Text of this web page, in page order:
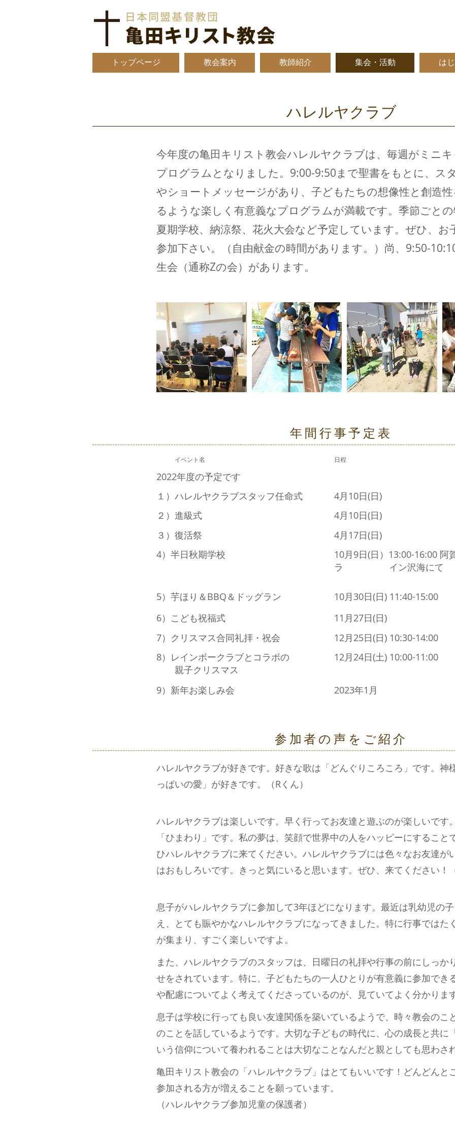
トップページ 教会案内 教師紹介 集会・活動 は
日本同盟基督教団
亀田キリスト教会
ハレルヤクラブ
今年度の亀田キリスト教会ハレルヤクラブは、毎週がミニ
プログラムとなりました。9:00-9:50まで聖書をもとに、ス
やショートメッセージがあり、子どもたちの想像性と創造
るような楽しく有意義なプログラムが満載です。季節ごとの
夏期学校、納涼祭、花火大会など予定しています。ぜひ、お
参加下さい。（自由献金の時間があります。）尚、9:50-
生会（通称Zの会）があります。
年間行事予定表
イベント名 日程
2022年度の予定です
１）ハレルヤクラブスタッフ任命式
4月10日(日)
２）進級式
4月10日(日)
３）復活祭
4月17日(日)
4）半日秋期学校
10月9日(日）13:00-16:00 阿
ラ イン沢海にて
5）芋ほり＆BBQ＆ドッグラン 10月30日(日) 11:40-15:00
6）こども祝福式
11月27日(日)
7）クリスマス合同礼拝・祝会
12月25日(日) 10:30-14:00
8）レインボークラブとコラボの
親子クリスマス
12月24日(土) 10:00-11:00
9）新年お楽しみ会 2023年1月
参加者の声をご紹介
ハレルヤクラブが好きです。好きな歌は「どんぐりころころ」です。神
っぱいの愛」が好きです。（Rくん）
ハレルヤクラブは楽しいです。早く行ってお友達と遊ぶのが楽しいです
「ひまわり」です。私の夢は、笑顔で世界中の人をハッピーにすること
ひハレルヤクラブに来てください。ハレルヤクラブには色々なお友達が
はおもしろいです。きっと気にいると思います。ぜひ、来てください！
息子がハレルヤクラブに参加して3年ほどになります。最近は乳幼児の
え、とても賑やかなハレルヤクラブになってきました。特に行事ではた
が集まり、すごく楽しいですよ。
また、ハレルヤクラブのスタッフは、日曜日の礼拝や行事の前にしっか
せをされています。特に、子どもたちの一人ひとりが有意義に参加でき
や配慮についてよく考えてくださっているのが、見ていてよく分かります
息子は学校に行っても良い友達関係を築いているようで、時々教会のこ
のことを話しているようです。大切な子どもの時代に、心の成長と共に
いう信仰について養われることは大切なことなんだと親としても思わさ
亀田キリスト教会の「ハレルヤクラブ」はとてもいいです！どんどんと
参加される方が増えることを願っています。
（ハレルヤクラブ参加児童の保護者）